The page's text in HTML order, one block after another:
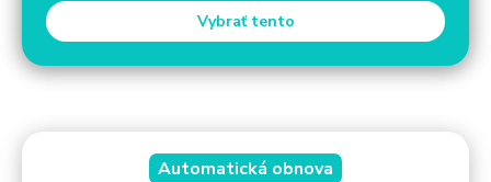
Vybrať tento
Automatická obnova